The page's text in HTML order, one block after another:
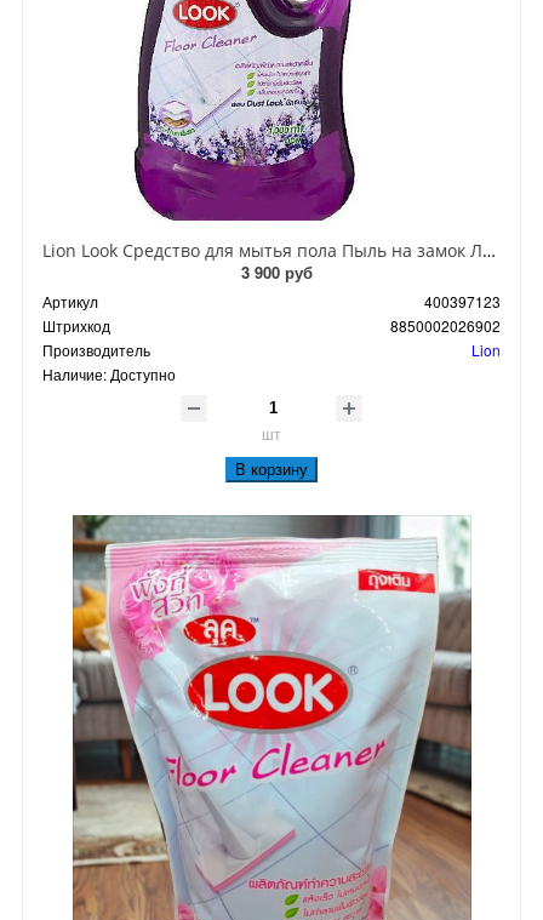
Lion Look Средство для мытья пола Пыль на замок Лаванда 920 мл
3 900 руб
Артикул
400397123
Штрихкод
8850002026902
Производитель
Lion
Наличие: Доступно
шт
В корзину